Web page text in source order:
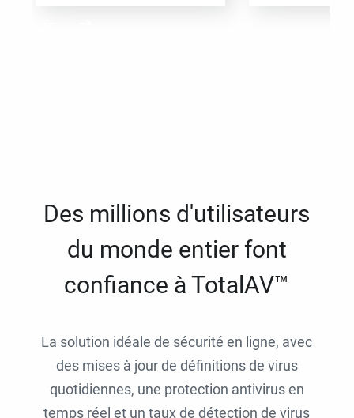
Des millions d'utilisateurs
du monde entier font
confiance à TotalAV™
La solution idéale de sécurité en ligne, avec
des mises à jour de définitions de virus
quotidiennes, une protection antivirus en
temps réel et un taux de détection de virus